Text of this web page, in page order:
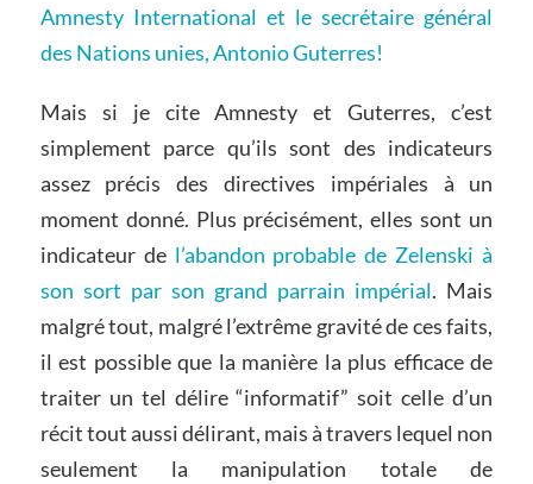
Amnesty International et le secrétaire général
des Nations unies, Antonio Guterres!
Mais si je cite Amnesty et Guterres, c’est
simplement parce qu’ils sont des indicateurs
assez précis des directives impériales à un
moment donné. Plus précisément, elles sont un
indicateur de l’abandon probable de Zelenski à
son sort par son grand parrain impérial. Mais
malgré tout, malgré l’extrême gravité de ces faits,
il est possible que la manière la plus efficace de
traiter un tel délire “informatif” soit celle d’un
récit tout aussi délirant, mais à travers lequel non
seulement la manipulation totale de